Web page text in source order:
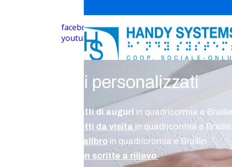
facebook
youtube
Lavori personalizzati
Biglietti di auguri in quadricormia e Braille
Biglietti da visita in quadricormia e Braille
Segnalibro in quadricromia e Braille
Cd con scritte a rilievo